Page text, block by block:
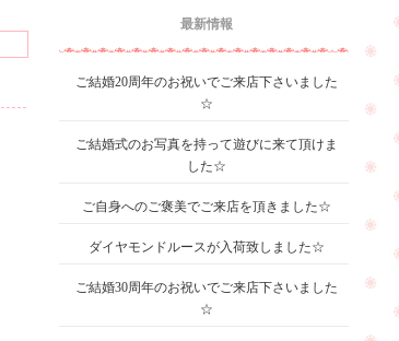
最新情報
ご結婚20周年のお祝いでご来店下さいました
☆
ご結婚式のお写真を持って遊びに来て頂けま
した☆
ご自身へのご褒美でご来店を頂きました☆
ダイヤモンドルースが入荷致しました☆
ご結婚30周年のお祝いでご来店下さいました
☆